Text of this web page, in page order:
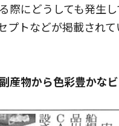
際にどうしても発生
トなどが掲載されて
物から色彩豊かな